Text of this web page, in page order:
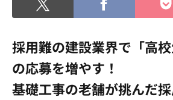
採用難の建設業界で「高校
の応募を増やす！
基礎工事の老舗が挑んだ